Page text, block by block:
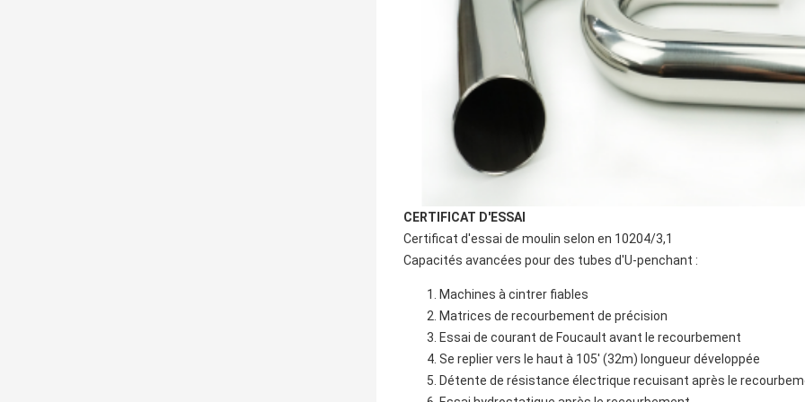
CERTIFICAT D'ESSAI
Certificat d'essai de moulin selon en 10204/3,1
Capacités avancées pour des tubes d'U-penchant :
Machines à cintrer fiables
Matrices de recourbement de précision
Essai de courant de Foucault avant le recourbement
Se replier vers le haut à 105' (32m) longueur développée
Détente de résistance électrique recuisant après le